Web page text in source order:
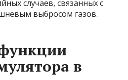
случаев, связанных с
выбросом газов.
в